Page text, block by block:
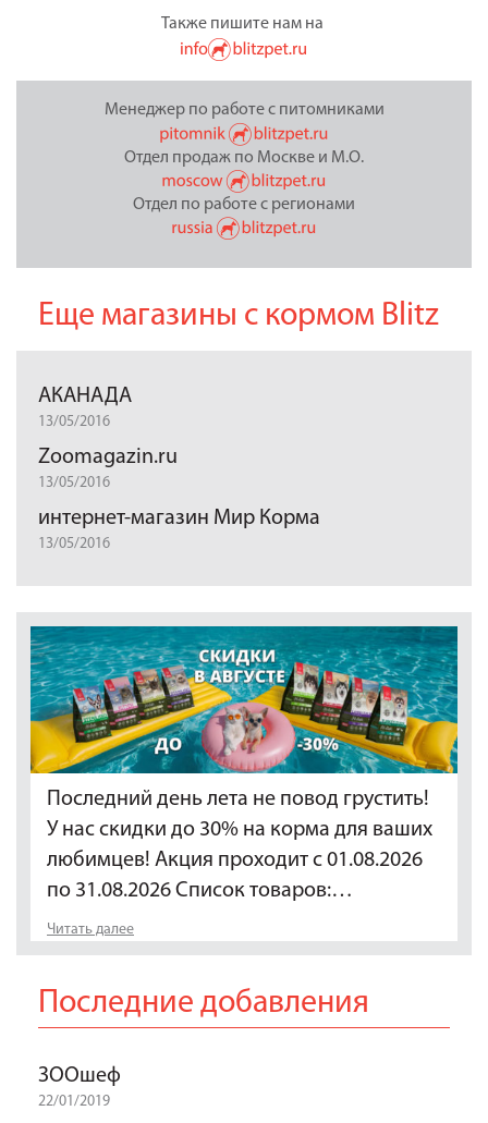
Также пишите нам на
Менеджер по работе с питомниками
Отдел продаж по Москве и М.О.
Отдел по работе с регионами
Еще магазины с кормом Blitz
АКАНАДА
13/05/2016
Zoomagazin.ru
13/05/2016
интернет-магазин Мир Корма
13/05/2016
Последний день лета не повод грустить!
У нас скидки до 30% на корма для ваших
любимцев! Акция проходит с 01.08.2026
по 31.08.2026 Список товаров:…
Читать далее
Последние добавления
ЗООшеф
22/01/2019